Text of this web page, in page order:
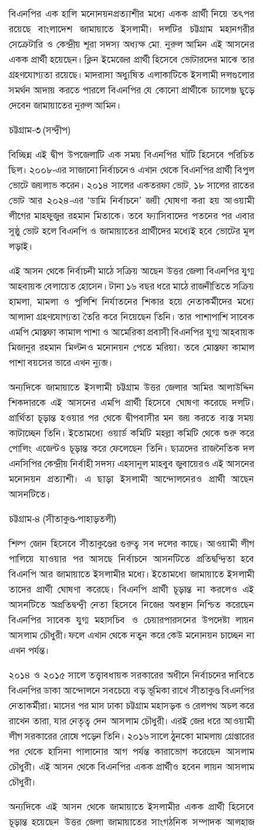
বিএনপির এক হালি মনোনয়নপ্রত্যাশীর মধ্যে একক প্রার্থী নিয়ে তৎপর
রয়েছে বাংলাদেশ জামায়াতে ইসলামী। দলটির চট্টগ্রাম মহানগরীর
সেক্রেটারি ও কেন্দ্রীয় শূরা সদস্য অধ্যক্ষ মো. নুরুল আমিন এই আসনের
একক প্রার্থী হয়েছেন। ক্লিন ইমেজের প্রার্থী হিসেবে ভোটারদের মাঝে তার
গ্রহণযোগ্যতা রয়েছে। মাদরাসা অধ্যুষিত এলাকাটিকে ইসলামী দলগুলোর
সমর্থন আদায় করতে পারলে বিএনপির যে কোনো প্রার্থীকে চ্যালেঞ্জ ছুড়ে
দেবেন জামায়াতের নুরুল আমিন।
চট্টগ্রাম-৩ (সন্দ্বীপ)
বিচ্ছিন্ন এই দ্বীপ উপজেলাটি এক সময় বিএনপির ঘাঁটি হিসেবে পরিচিত
ছিল। ২০০৮-এর সাজানো নির্বাচনেও এখান থেকে বিএনপির প্রার্থী বিপুল
ভোটে জয়লাভ করেন। ২০১৪ সালের একতরফা ভোট, ১৮ সালের রাতের
ভোট আর ২০২৪-এর ‘ডামি নির্বাচনে’ জয়ী ঘোষণা করা হয় আওয়ামী
লীগের মাহফুজুর রহমান মিতাকে। তবে ফ্যাসিবাদের পতনের পর এবার
সুষ্ঠু ভোট হলে বিএনপি ও জামায়াতের প্রার্থীদের মধ্যেই হবে ভোটের মূল
লড়াই।
এই আসন থেকে নির্বাচনী মাঠে সক্রিয় আছেন উত্তর জেলা বিএনপির যুগ্ম
আহবায়ক বেলায়েত হোসেন। টানা ১৬ বছর ধরে মাঠে রাজনীতিতে সক্রিয়
হামলা, মামলা ও পুলিশি নির্যাতনের শিকার হয়ে নেতাকর্মীদের মধ্যে
আলাদা গ্রহণযোগ্যতা তৈরি করে নিয়েছেন তিনি। তার পাশাপাশি সাবেক
এমপি মোস্তফা কামাল পাশা ও আমেরিকা প্রবাসী বিএনপির যুগ্ম আহবায়ক
মিজানুর রহমান মিল্টনও মনোনয়ন পেতে মরিয়া। তবে মোস্তফা কামাল
পাশা বয়সের ভারে এখন ন্যুব্জ।
অন্যদিকে জামায়াতে ইসলামী চট্টগ্রাম উত্তর জেলার আমির আলাউদ্দিন
শিকদারকে এই আসনের এমপি প্রার্থী হিসেবে ঘোষণা করেছে দলটি।
প্রার্থিতা চূড়ান্ত হওয়ার পর থেকে দ্বীপবাসীর মন জয় করতে ব্যস্ত সময়
কাটাচ্ছেন তিনি। ইতোমধ্যে ওয়ার্ড কমিটি মহল্লা কমিটি থেকে শুরু করে
পোলিং এজেন্টও চূড়ান্ত করে ফেলেছেন তিনি। ছাত্রদের রাজনৈতিক দল
এনসিপির কেন্দ্রীয় নির্বাহী সদস্য এহসানুল মাহবুব জুবায়েরও এই আসনের
মনোনয়ন প্রত্যাশী। এ ছাড়া ইসলামী আন্দোলনেরও প্রার্থী আছেন
আসনটিতে।
চট্টগ্রাম-৪ (সীতাকুণ্ড-পাহাড়তলী)
শিল্প জোন হিসেবে সীতাকুণ্ডের গুরুত্ব সব দলের কাছে। আওয়ামী লীগ
পালিয়ে যাওয়ার পর আসছে নির্বাচনে আসনটিতে প্রতিদ্বন্দ্বিতা হবে
বিএনপি আর জামায়াতে ইসলামীর মধ্যে। ইতোমধ্যে জামায়াতে ইসলামী
তাদের প্রার্থী ঘোষণা করেছে। বিএনপি প্রার্থী চূড়ান্ত না করলেও এই
আসনটিতে অপ্রতিদ্বন্দ্বী নেতা হিসেবে নিজের অবস্থান নিশ্চিত করেছেন
বিএনপির সাবেক যুগ্ম মহাসচিব ও চেয়ারপারসনের উপদেষ্টা লায়ন
আসলাম চৌধুরী। ফলে এখান থেকে নতুন করে কেউ মনোনয়ন চাচ্ছেন না
এখন পর্যন্ত।
২০১৪ ও ২০১৫ সালে তত্ত্বাবধায়ক সরকারের অধীনে নির্বাচনের দাবিতে
বিএনপির ডাকা আন্দোলনে সবচেয়ে বড় ভূমিকা রাখে সীতাকুণ্ড বিএনপির
নেতাকর্মীরা। মাসের পর মাস ঢাকা চট্টগ্রাম মহাসড়ক ও রেলপথ অচল করে
রাখেন তারা, যার নেতৃত্ব দেন আসলাম চৌধুরী। এরই জের ধরে আওয়ামী
লীগ সরকারের রোষে পড়েন তিনি। ২০১৬ সালে ঠুনকো মামলায় গ্রেপ্তারের
পর থেকে হাসিনা পালানোর আগ পর্যন্ত কারাভোগ করেছেন আসলাম
চৌধুরী। এই আসন থেকে বিএনপির একক প্রার্থীও হবেন লায়ন আসলাম
চৌধুরী।
অন্যদিকে এই আসন থেকে জামায়াতে ইসলামীর একক প্রার্থী হিসেবে
চূড়ান্ত হয়েছেন উত্তর জেলা জামায়াতের সাংগঠনিক সম্পাদক আলহাজ